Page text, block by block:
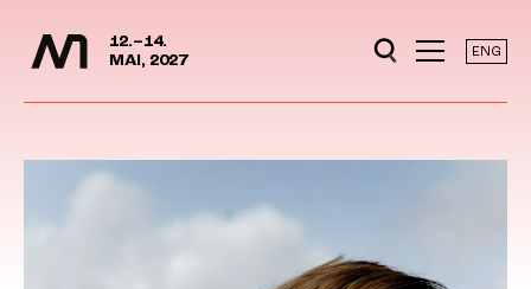
Hopp til hovedinnhold
12.–14.
MAI, 2027
ENG